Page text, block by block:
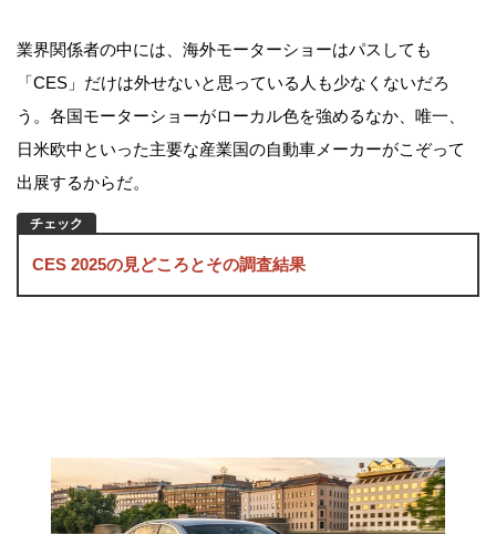
業界関係者の中には、海外モーターショーはパスしても
「CES」だけは外せないと思っている人も少なくないだろ
う。各国モーターショーがローカル色を強めるなか、唯一、
日米欧中といった主要な産業国の自動車メーカーがこぞって
出展するからだ。
CES 2025の見どころとその調査結果